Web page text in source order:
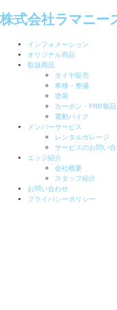
株式会社ラマニー
インフォメーション
オリジナル商品
取扱商品
タイヤ販売
車検・整備
塗装
カーボン・FRP製品
電動バイク
メンバーサービス
レンタルガレージ
サービスのお問い
エッジ紹介
会社概要
スタッフ紹介
お問い合わせ
プライバシーポリシー